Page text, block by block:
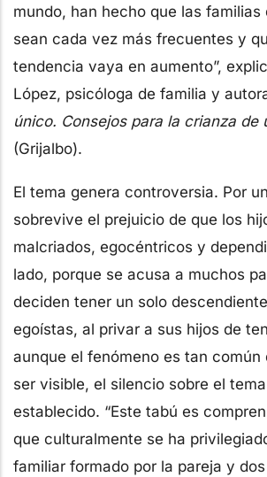
mundo, han hecho que las familias
sean cada vez más frecuentes y
tendencia vaya en aumento”,
López, psicóloga de familia y
único. Consejos para la crianza de
(Grijalbo).
El tema genera controversia. Por
sobrevive el prejuicio de que los
malcriados, egocéntricos y
lado, porque se acusa a muchos
deciden tener un solo
egoístas, al privar a sus hijos de
aunque el fenómeno es tan común
ser visible, el silencio sobre el
establecido. “Este tabú es
que culturalmente se ha
familiar formado por la pareja y